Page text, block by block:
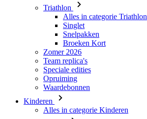
Triathlon
Alles in categorie Triathlon
Singlet
Snelpakken
Broeken Kort
Zomer 2026
Team replica's
Speciale edities
Opruiming
Waardebonnen
Kinderen
Alles in categorie Kinderen